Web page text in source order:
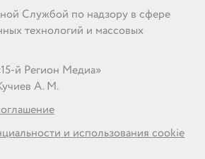
Службой по надзору в сфере
технологий и массовых
й Регион Медиа»
А. М.
и использования cookie